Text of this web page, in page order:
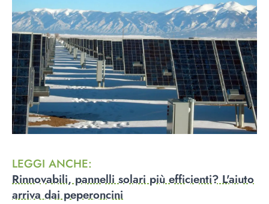
LEGGI ANCHE:
Rinnovabili, pannelli solari più efficienti? L'aiuto
arriva dai peperoncini